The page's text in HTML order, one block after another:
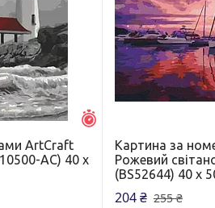
ArtCraft
AC) 40 х
Картина за
Рожевий
(BS52644) 40 х
204 ₴ 255 ₴